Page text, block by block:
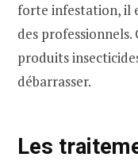
forte infestation, il
des professionnels.
produits
débarrasser.
Les